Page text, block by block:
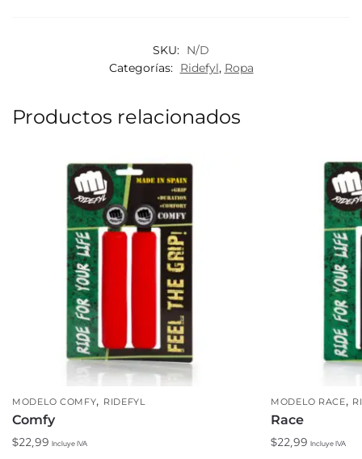
SKU: N/D
Categorías: Ridefyl, Ropa
Productos relacionados
MODELO COMFY, RIDEFYL
Comfy
$22,99 Incluye IVA
MODELO RACE,
Race
$22,99 Incluye IVA